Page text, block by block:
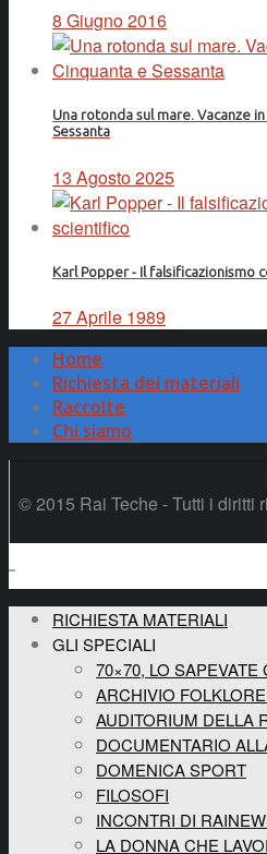
8 Giugno 2016
Una rotonda sul mare. Vacanze
Sessanta
13 Agosto 2025
Karl Popper - Il falsificazionismo
27 Aprile 1989
Home
Richiesta dei materiali
Raccolte
Chi siamo
© 2015 Rai Teche - Tutti i diritti
RICHIESTA MATERIALI
GLI SPECIALI
70×70, LO
ARCHIVIO
AUDITORIUM DELLA
DOCUMENTARIO
DOMENICA SPORT
FILOSOFI
INCONTRI DI
LA DONNA CHE